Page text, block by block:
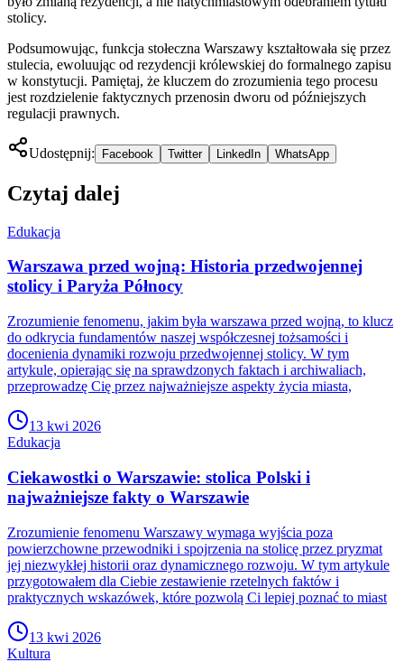
stolicy.
Podsumowując, funkcja stołeczna Warszawy kształtowała się przez
stulecia, ewoluując od rezydencji królewskiej do formalnego zapisu
w konstytucji. Pamiętaj, że kluczem do zrozumienia tego procesu
jest rozdzielenie faktycznych przenosin dworu od późniejszych
regulacji prawnych.
Udostępnij: Facebook Twitter LinkedIn WhatsApp
Czytaj dalej
Edukacja
Warszawa przed wojną: Historia przedwojennej
stolicy i Paryża Północy
Zrozumienie fenomenu, jakim była warszawa przed wojną, to klucz
do odkrycia fundamentów naszej współczesnej tożsamości i
docenienia dynamiki rozwoju przedwojennej stolicy. W tym
artykule, opierając się na sprawdzonych faktach i archiwaliach,
przeprowadzę Cię przez najważniejsze aspekty życia miasta,
13 kwi 2026
Edukacja
Ciekawostki o Warszawie: stolica Polski i
najważniejsze fakty o Warszawie
Zrozumienie fenomenu Warszawy wymaga wyjścia poza
powierzchowne przewodniki i spojrzenia na stolicę przez pryzmat
jej niezwykłej historii oraz dynamicznego rozwoju. W tym artykule
przygotowałem dla Ciebie zestawienie rzetelnych faktów i
praktycznych wskazówek, które pozwolą Ci lepiej poznać to miast
13 kwi 2026
Kultura